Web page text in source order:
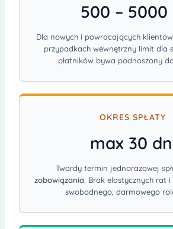
500 – 5000
Dla nowych i powracających
przypadkach wewnętrzny limit dla
płatników bywa podnoszony
OKRES SPŁATY
max 30
Twardy termin jednorazowej
zobowiązania. Brak elastycznych rat
swobodnego, darmowego